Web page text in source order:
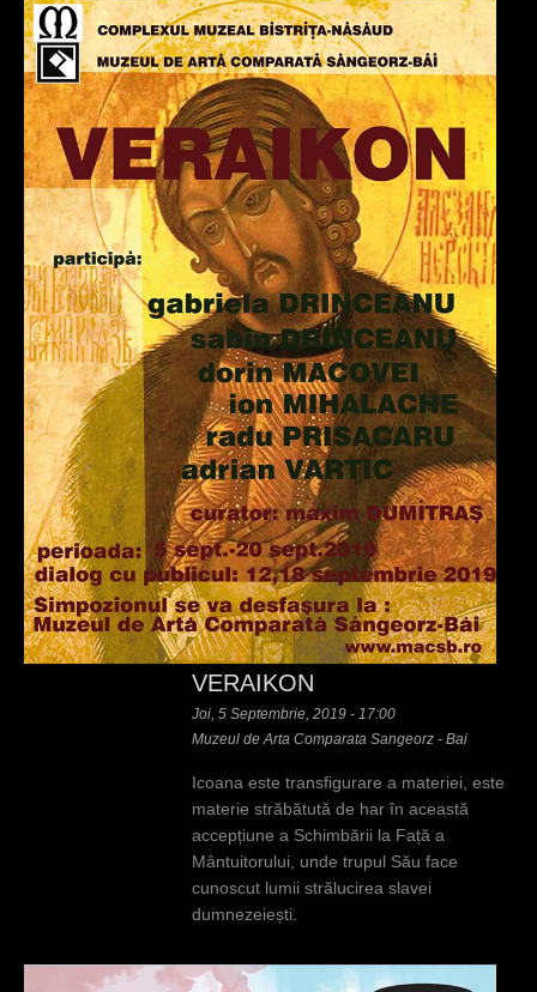
VERAIKON
Joi, 5 Septembrie, 2019 - 17:00
Muzeul de Arta Comparata Sangeorz - Bai
Icoana este transfigurare a materiei, este
materie străbătută de har în această
accepțiune a Schimbării la Față a
Mântuitorului, unde trupul Său face
cunoscut lumii strălucirea slavei
dumnezeiești.